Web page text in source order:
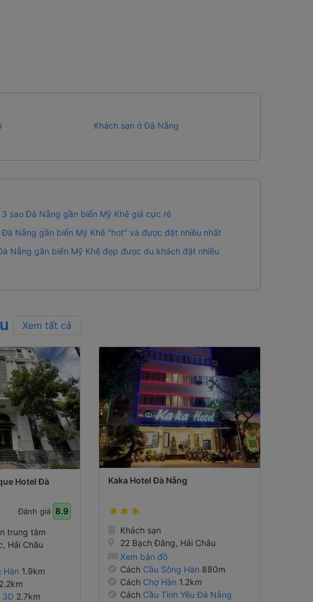
Khách sạn ở Đà Nẵng
sao Đà Nẵng gần biển Mỹ Khê giá cực rẻ
Đà Nẵng gần biển Mỹ Khê "hot" và được đặt nhiều nhất
Nẵng gần biển Mỹ Khê đẹp được du khách đặt nhiều
Xem tất cả
Hotel Đà
Đánh giá 8.9
trung tâm
Hải Châu
Hàn 1.9km
2.2km
3D 2.7km
Kaka Hotel Đà Nẵng
Khách sạn
22 Bạch Đằng, Hải Châu
Xem bản đồ
Cách Cầu Sông Hàn 880m
Cách Chợ Hàn 1.2km
Cách Cầu Tình Yêu Đà Nẵng